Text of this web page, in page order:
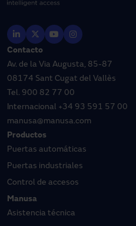
Contacto
Av. de la Via Augusta, 85-87
08174 Sant Cugat del Vallès
Tel. 900 82 77 00
Internacional +34 93 591 57 00
manusa@manusa.com
Productos
Puertas automáticas
Puertas industriales
Control de accesos
Manusa
Asistencia técnica